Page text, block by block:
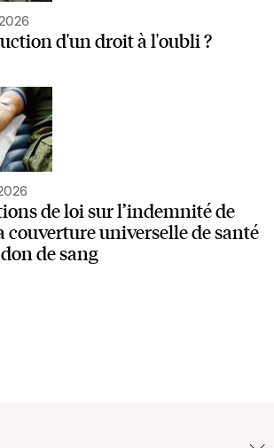
d'un droit à l'oubli ?
de loi sur l’indemnité de
couverture universelle de santé
de sang